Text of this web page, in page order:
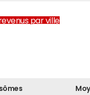
par ville